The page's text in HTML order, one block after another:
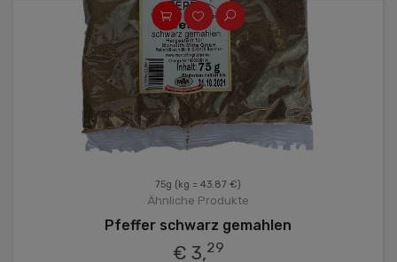
75g (kg = 43.87 €)
Ähnliche Produkte
Pfeffer schwarz gemahlen
€ 3,29